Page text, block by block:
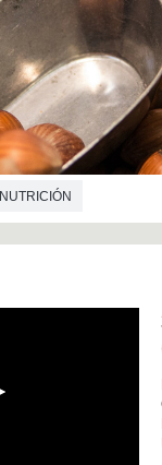
NUTRICIÓN